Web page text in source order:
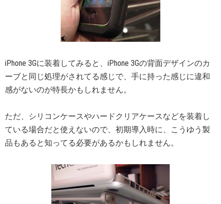
iPhone 3Gに装着してみると、iPhone 3Gの背面デザインのカ
ーブと同じ処理がされてる感じで、手に持った感じに違和
感がないのが特長かもしれません。
ただ、シリコンケースやハードクリアケースなどを装着し
ている場合だと使えないので、初期導入時に、こうゆう製
品もあると知ってる必要があるかもしれません。